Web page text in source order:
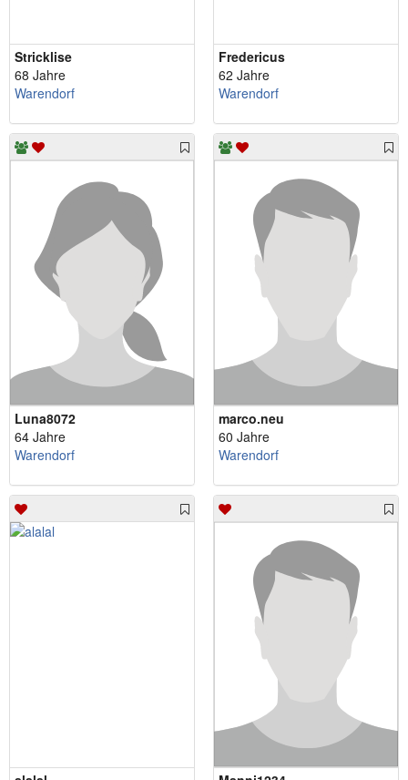
Stricklise
68 Jahre
Warendorf
Fredericus
62 Jahre
Warendorf
Luna8072
64 Jahre
Warendorf
marco.neu
60 Jahre
Warendorf